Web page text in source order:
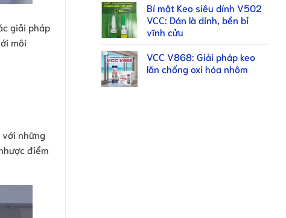
giải pháp
môi
với những
điểm
Bí mật Keo siêu dính V502
VCC: Dán là dính, bền bỉ
vĩnh cửu
VCC V868: Giải pháp keo
lăn chống oxi hóa nhôm